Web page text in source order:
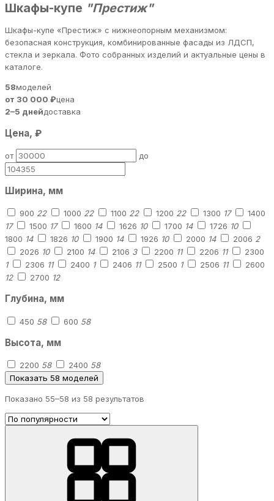
Шкафы-купе "Престиж"
Шкафы-купе «Престиж» с нижнеопорным механизмом:
безопасная конструкция, комбинированные фасады из ЛДСП,
стекла и зеркала. Фото собранных изделий и актуальные цены в
каталоге.
58моделей
от 30 000 ₽цена
2–5 днейдоставка
Цена, ₽
от до
Ширина, мм
900 22 1000 22 1100 22 1200 22 1300 17
1400
17
1500 17 1600 14 1626 10 1700 14 1726 10
1800 14 1826 10 1900 14 1926 10 2000 14 2006 2
2026 10 2100 14 2106 3 2200 11 2206 11
2300
1
2306 11 2400 1 2406 11 2500 1 2506 11
2600
12
2700 12
Глубина, мм
450 58 600 58
Высота, мм
2200 58 2400 58
Показать 58 моделей
Показано 55–58 из 58 результатов